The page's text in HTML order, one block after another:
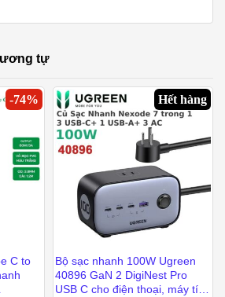
tự
-74%
C to
Hết hàng
Bộ sạc nhanh 100W Ugreen
40896 GaN 2 DigiNest Pro
USB C cho điện thoại, máy tính